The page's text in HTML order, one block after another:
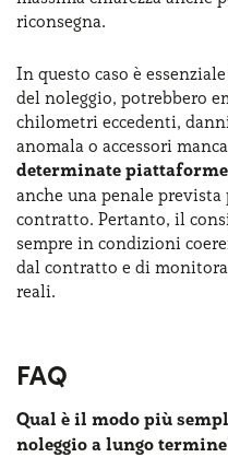
riconsegna.
In questo caso è
del noleggio, potrebbero
chilometri eccedenti,
anomala o accessori
determinate piattaforme
anche una penale
contratto. Pertanto, il
sempre in condizioni
dal contratto e di
reali.
FAQ
Qual è il modo più
noleggio a lungo